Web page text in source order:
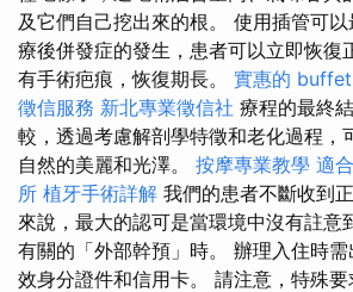
及它們自己挖出來的根。 使用插管可
療後併發症的發生，患者可以立即恢復
有手術疤痕，恢復期長。 實惠的
徵信服務 新北專業徵信社 療程的最終
較，透過考慮解剖學特徵和老化過程，
自然的美麗和光澤。 按摩專業教學 適
所 植牙手術詳解 我們的患者不斷收到
來說，最大的認可是當環境中沒有註意
有關的「外部幹預」時。 辦理入住時
效身分證件和信用卡。 請注意，特殊